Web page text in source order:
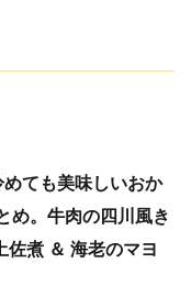
めても美味しいおか
め。牛肉の四川風き
佐煮 ＆ 海老のマヨ